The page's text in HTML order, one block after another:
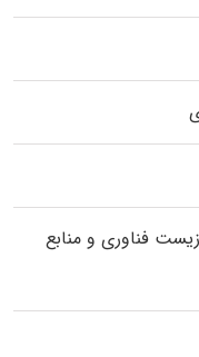
فناوری و منابع